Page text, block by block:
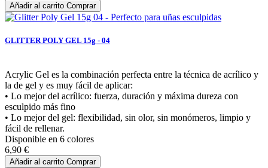
Añadir al carrito Comprar
GLITTER POLY GEL 15g - 04
Acrylic Gel es la combinación perfecta entre la técnica de acrílico y
la de gel y es muy fácil de aplicar:
• Lo mejor del acrílico: fuerza, duración y máxima dureza con
esculpido más fino
• Lo mejor del gel: flexibilidad, sin olor, sin monómeros, limpio y
fácil de rellenar.
Disponible en 6 colores
6,90 €
Añadir al carrito Comprar